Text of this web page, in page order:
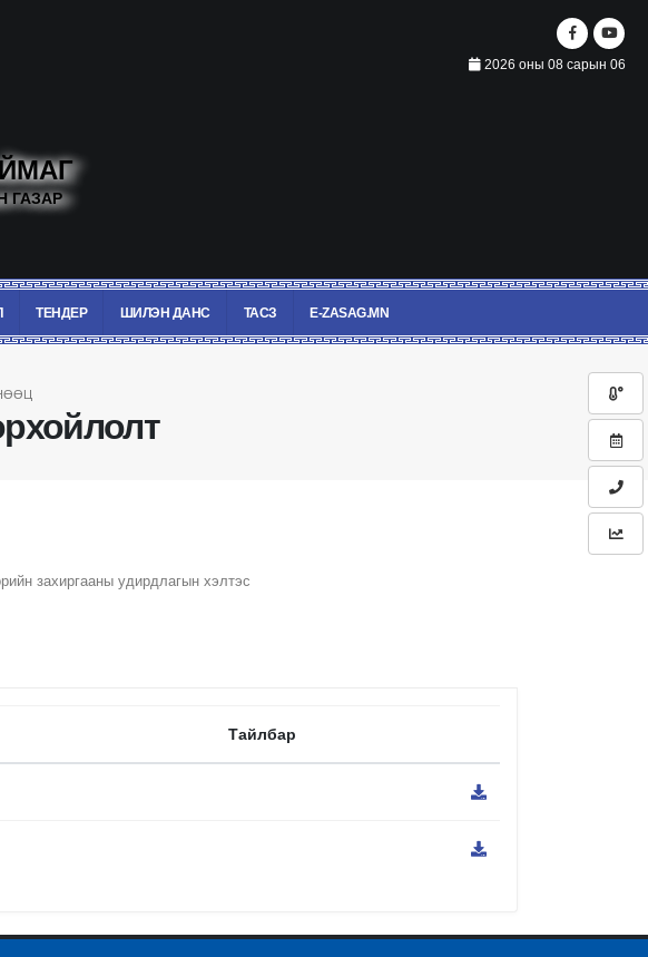
2026 оны 08 сарын 06
ГАЗАР
ТЕНДЕР ШИЛЭН ДАНС ТАСЗ E-ZASAG.MN
захиргааны удирдлагын хэлтэс
Тайлбар